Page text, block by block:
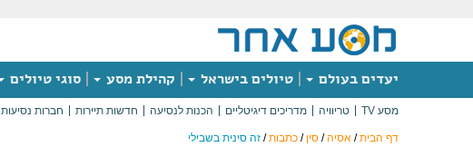
יעדים בעולם טיולים בישראל קהילת מסע סוגי טיולים
מסע TV טריוויה מדריכים דיגיטליים הכנות לנסיעה חדשות תיירות חברות נסיעות
דף הבית/ אסיה/ סין / כתבות/ זה סינית בשבילי